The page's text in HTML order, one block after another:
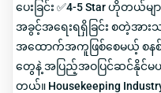
ပေးခြင်း ✅4-5 Star ဟို
အခွင့်အရေးရရှိခြင်း စတဲ့အာ
အထောက်အကူဖြစ်စေမယ့် စန
တွေနဲ့ အပြည့်အဝပြင်ဆင်နိုင်မယ့်န
တယ်။ Housekeeping